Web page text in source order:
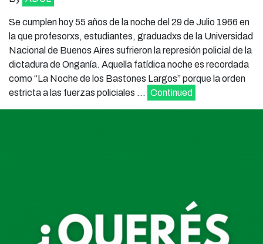
Se cumplen hoy 55 años de la noche del 29 de Julio 1966 en
la que profesorxs, estudiantes, graduadxs de la Universidad
Nacional de Buenos Aires sufrieron la represión policial de la
dictadura de Onganía. Aquella fatídica noche es recordada
como “La Noche de los Bastones Largos” porque la orden
estricta a las fuerzas policiales … Continued